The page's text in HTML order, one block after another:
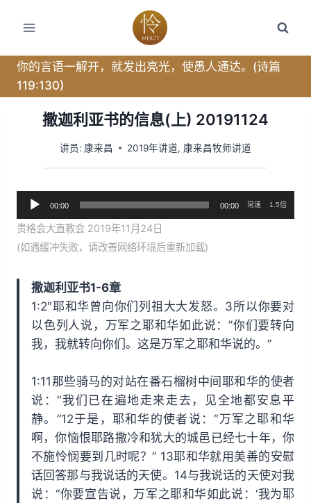
你的言语一解开，就发出亮光，使愚人通达。(诗篇
119:130)
撒迦利亚书的信息(上) 20191124
讲员: 康来昌 2019年讲道, 康来昌牧师讲道
频
播
放
00:00 00:00 常速 1.5倍
贵格会大直教会 2019年11月24日
(如遇缓冲失败，请改善网络环境后重新加载)
撒迦利亚书1-6章
1:2″耶和华曾向你们列祖大大发怒。3所以你要对
以色列人说，万军之耶和华如此说：”你们要转向
我，我就转向你们。这是万军之耶和华说的。”
1:11那些骑马的对站在番石榴树中间耶和华的使者
说：“我们已在遍地走来走去，见全地都安息平
静。”12于是，耶和华的使者说：“万军之耶和华
啊，你恼恨耶路撒冷和犹大的城邑已经七十年，你
不施怜悯要到几时呢？” 13耶和华就用美善的安慰
话回答那与我说话的天使。14与我说话的天使对我
说：“你要宣告说，万军之耶和华如此说：‘我为耶